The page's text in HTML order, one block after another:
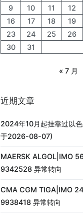
9
10 11 12
16
17 18 19
23
24 25 26
30
31
« 7 月
近期文章
2024年10月起挂靠过以
于2026-08-07)
MAERSK ALGOL|IMO
9342528 异常转向
CMA CGM TIGA|IMO
9938418 异常转向